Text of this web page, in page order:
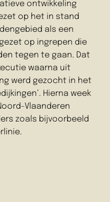
ontwikkeling
op het in stand
als een
op ingrepen die
tegen te gaan. Dat
waarna uit
werd gezocht in het
Hierna week
Vlaanderen
zoals bijvoorbeeld